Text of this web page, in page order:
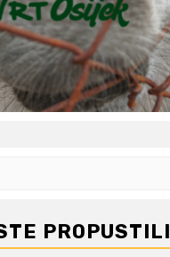
PROPUSTILI